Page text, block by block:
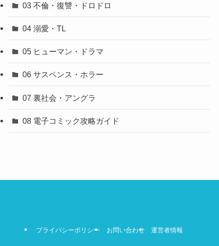
03 不倫・復讐・ドロドロ
04 溺愛・TL
05 ヒューマン・ドラマ
06 サスペンス・ホラー
07 裏社会・アングラ
08 電子コミック攻略ガイド
プライバシーポリシー お問い合わせ 運営者情報